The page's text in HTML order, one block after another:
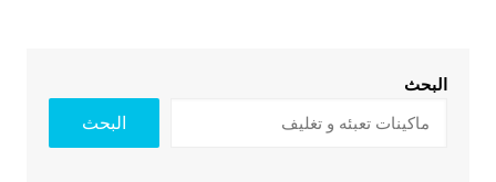
البحث
البحث